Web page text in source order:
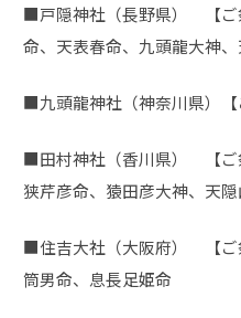
■戸隠神社（長野県） 【ご
命、天表春命、九頭龍大神
■九頭龍神社（神奈川県）
■田村神社（香川県） 【ご
狭芹彦命、猿田彦大神、天
■住吉大社（大阪府） 【ご
筒男命、息長足姫命